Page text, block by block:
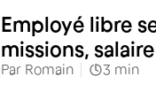
Employé libre
missions,
Par Romain 3 min